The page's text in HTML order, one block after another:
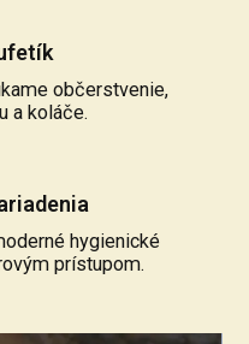
občerstvenie,
a koláče.
hygienické
prístupom.